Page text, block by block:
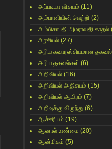
அப்படியா விசயம் (11)
அம்பானியின் வெற்றி (2)
அம்பிகாபதி அமராவதி காதல்
அரசியல் (27)
அரிய சுவாரஸ்சியமான
அரிய தகவல்கள் (6)
அறிவியல் (16)
அறிவியல் அதிசயம் (15)
அறிவியல் ஆயிரம் (7)
அறிவுக்கு விருந்து (6)
ஆச்சரியம் (19)
ஆனால் உண்மை (20)
ஆன்மிகம் (5)